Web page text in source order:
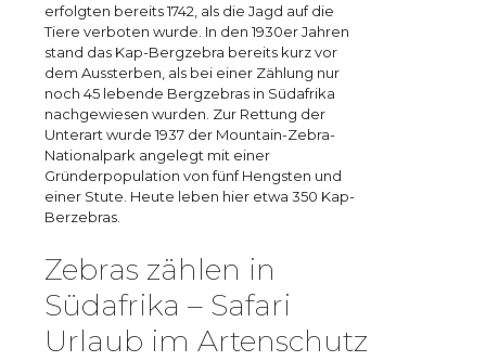
erfolgten bereits 1742, als die Jagd auf die
Tiere verboten wurde. In den 1930er Jahren
stand das Kap-Bergzebra bereits kurz vor
dem Aussterben, als bei einer Zählung nur
noch 45 lebende Bergzebras in Südafrika
nachgewiesen wurden. Zur Rettung der
Unterart wurde 1937 der Mountain-Zebra-
Nationalpark angelegt mit einer
Gründerpopulation von fünf Hengsten und
einer Stute. Heute leben hier etwa 350 Kap-
Berzebras.
Zebras zählen in
Südafrika – Safari
Urlaub im Artenschutz